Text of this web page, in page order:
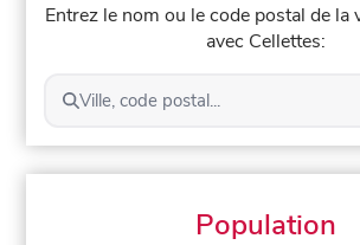
Entrez le nom ou le code postal de la
avec Cellettes:
Ville, code postal...
Population